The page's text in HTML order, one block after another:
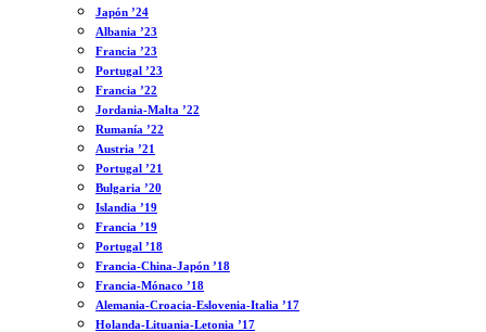
Japón ’24
Albania ’23
Francia ’23
Portugal ’23
Francia ’22
Jordania-Malta ’22
Rumanía ’22
Austria ’21
Portugal ’21
Bulgaria ’20
Islandia ’19
Francia ’19
Portugal ’18
Francia-China-Japón ’18
Francia-Mónaco ’18
Alemania-Croacia-Eslovenia-Italia ’17
Holanda-Lituania-Letonia ’17